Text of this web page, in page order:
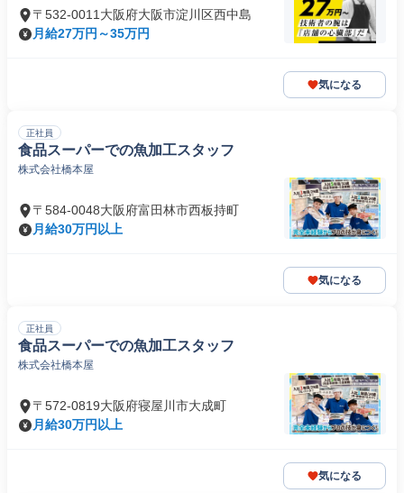
〒532-0011大阪府大阪市淀川区西中島
月給27万円～35万円
気になる
正社員
食品スーパーでの魚加工スタッフ
株式会社橋本屋
〒584-0048大阪府富田林市西板持町
月給30万円以上
気になる
正社員
食品スーパーでの魚加工スタッフ
株式会社橋本屋
〒572-0819大阪府寝屋川市大成町
月給30万円以上
気になる